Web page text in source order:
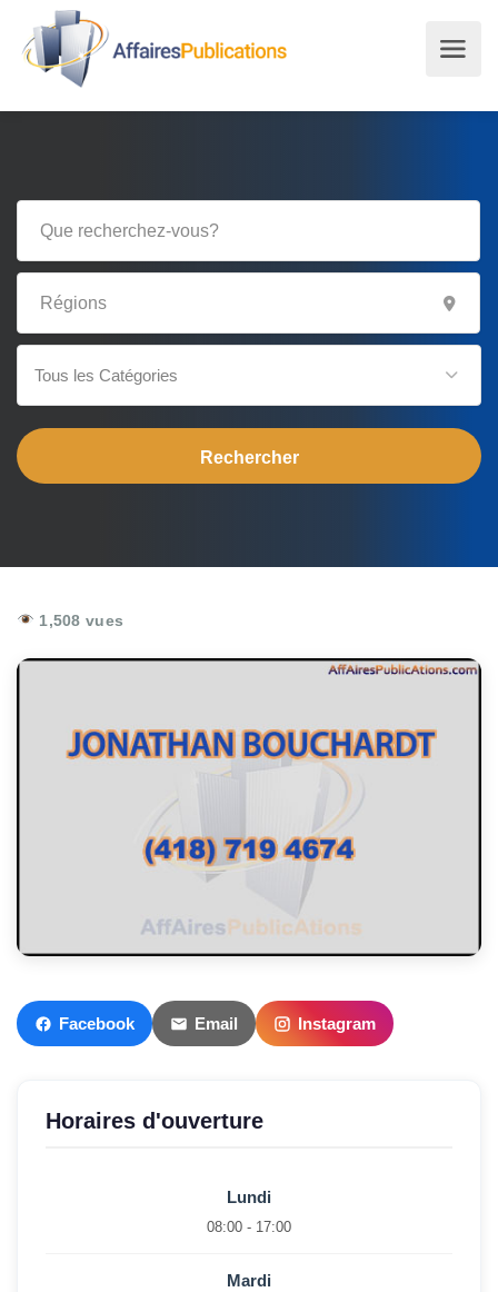
Tous les Catégories
1,508 vues
Facebook Email Instagram
Horaires d'ouverture
Lundi
08:00 - 17:00
Mardi